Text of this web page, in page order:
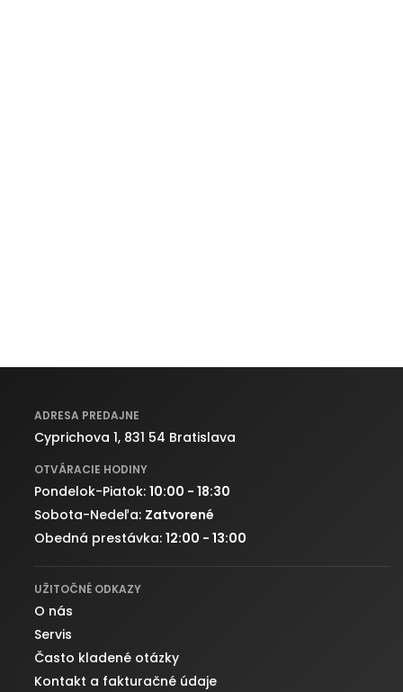
ADRESA PREDAJNE
Cyprichova 1, 831 54 Bratislava
OTVÁRACIE HODINY
Pondelok-Piatok: 10:00 - 18:30
Sobota-Nedeľa: Zatvorené
Obedná prestávka: 12:00 - 13:00
UŽITOČNÉ ODKAZY
O nás
Servis
Často kladené otázky
Kontakt a fakturačné údaje